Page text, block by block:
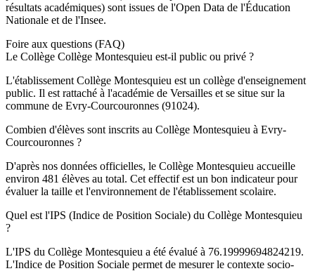
résultats académiques) sont issues de l'Open Data de l'Éducation
Nationale et de l'Insee.
Foire aux questions (FAQ)
Le Collège Collège Montesquieu est-il public ou privé ?
L'établissement Collège Montesquieu est un collège d'enseignement
public. Il est rattaché à l'académie de Versailles et se situe sur la
commune de Evry-Courcouronnes (91024).
Combien d'élèves sont inscrits au Collège Montesquieu à Evry-
Courcouronnes ?
D'après nos données officielles, le Collège Montesquieu accueille
environ 481 élèves au total. Cet effectif est un bon indicateur pour
évaluer la taille et l'environnement de l'établissement scolaire.
Quel est l'IPS (Indice de Position Sociale) du Collège Montesquieu
?
L'IPS du Collège Montesquieu a été évalué à 76.19999694824219.
L'Indice de Position Sociale permet de mesurer le contexte socio-